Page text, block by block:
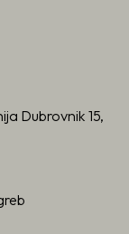
Dubrovnik 15,